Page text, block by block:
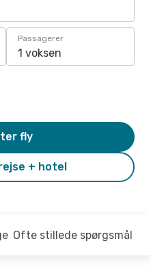
Passagerer
1 voksen
+ hotel
fly
Ofte stillede spørgsmål